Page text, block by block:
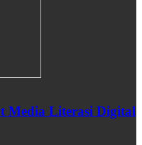
Media Literasi Digital